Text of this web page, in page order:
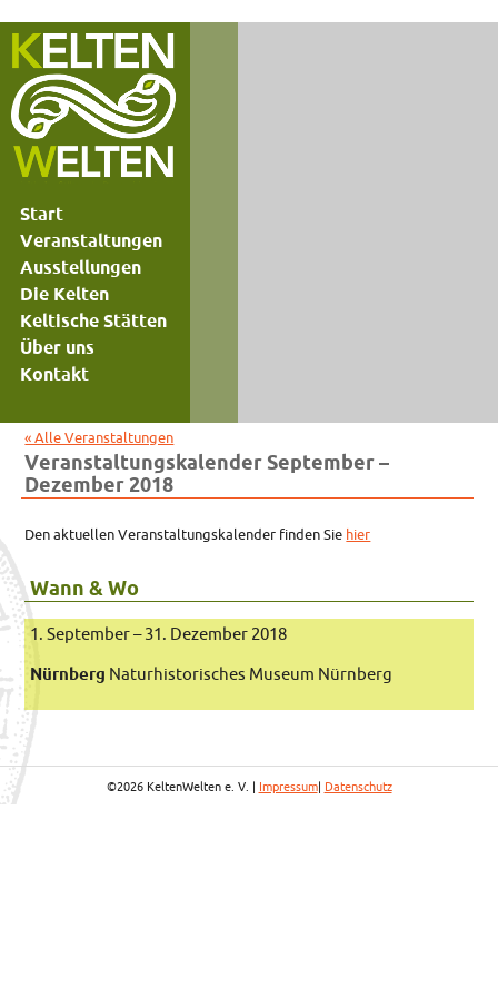
Start
Veranstaltungen
Ausstellungen
Die Kelten
Keltische Stätten
Über uns
Kontakt
« Alle Veranstaltungen
Veranstaltungskalender September –
Dezember 2018
Den aktuellen Veranstaltungskalender finden Sie hier
Wann & Wo
1. September – 31. Dezember 2018
Nürnberg Naturhistorisches Museum Nürnberg
©2026 KeltenWelten e. V. | Impressum| Datenschutz